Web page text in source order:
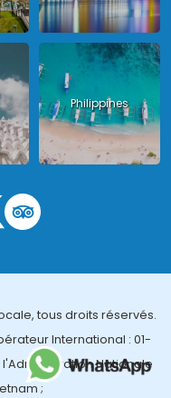
Philippines
tous droits réservés.
International : 01-
l'Administration Nationale
;